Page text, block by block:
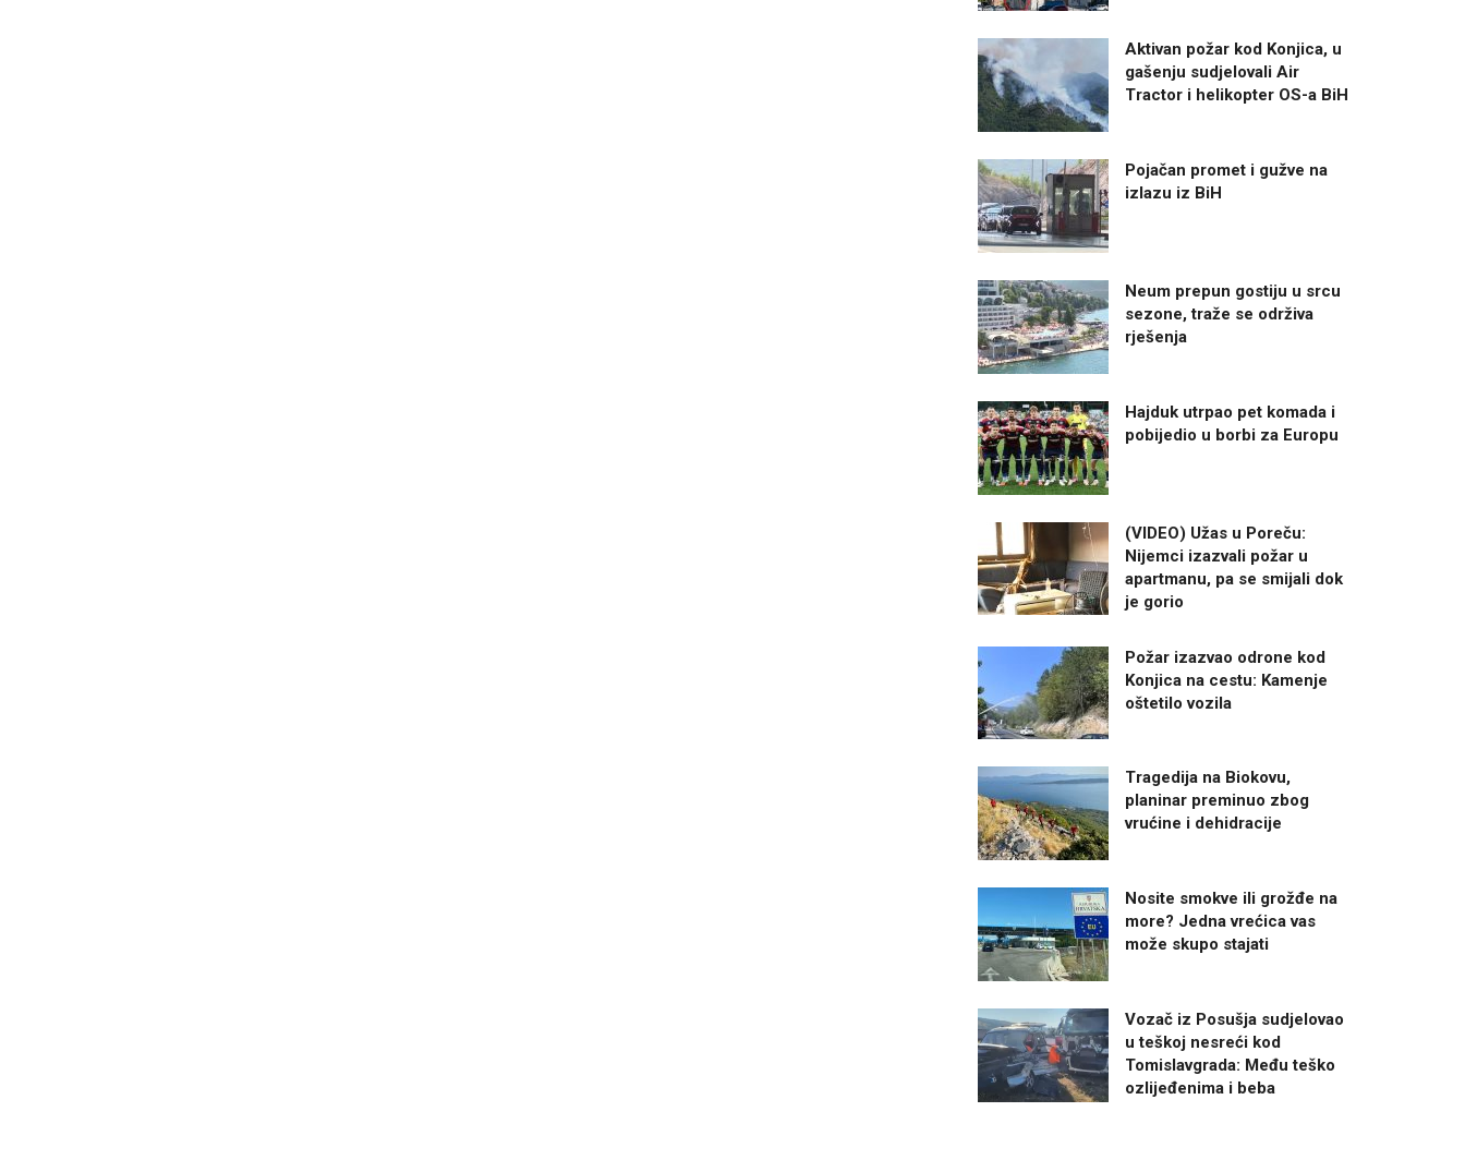
Aktivan požar kod Konjica, u
gašenju sudjelovali Air
Tractor i helikopter OS-a BiH
Pojačan promet i gužve na
izlazu iz BiH
Neum prepun gostiju u srcu
sezone, traže se održiva
rješenja
Hajduk utrpao pet komada i
pobijedio u borbi za Europu
(VIDEO) Užas u Poreču:
Nijemci izazvali požar u
apartmanu, pa se smijali dok
je gorio
Požar izazvao odrone kod
Konjica na cestu: Kamenje
oštetilo vozila
Tragedija na Biokovu,
planinar preminuo zbog
vrućine i dehidracije
Nosite smokve ili grožđe na
more? Jedna vrećica vas
može skupo stajati
Vozač iz Posušja sudjelovao
u teškoj nesreći kod
Tomislavgrada: Među teško
ozlijeđenima i beba